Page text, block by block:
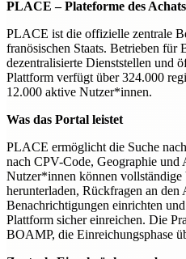
PLACE – Plateforme des
PLACE ist die offizielle zentrale
franösischen Staats. Betrieben für
dezentralisierte Dienststellen und
Plattform verfügt über 324.000
12.000 aktive Nutzer*innen.
Was das Portal leistet
PLACE ermöglicht die Suche
nach CPV-Code, Geographie und
Nutzer*innen können vollständige
herunterladen, Rückfragen an
Benachrichtigungen einrichten
Plattform sicher einreichen. Die
BOAMP, die Einreichungsphase